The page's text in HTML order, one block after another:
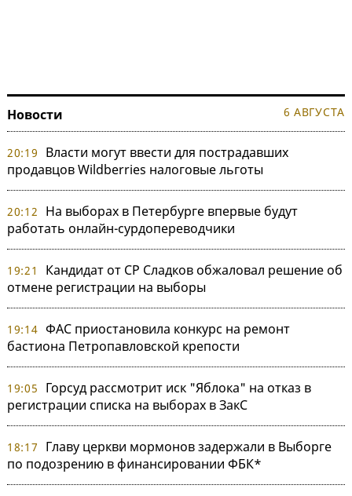
Новости 6 АВГУСТА
20:19
Власти могут ввести для пострадавших
продавцов Wildberries налоговые льготы
20:12
На выборах в Петербурге впервые будут
работать онлайн-сурдопереводчики
19:21
Кандидат от СР Сладков обжаловал решение об
отмене регистрации на выборы
19:14 ФАС приостановила конкурс на ремонт
бастиона Петропавловской крепости
19:05
Горсуд рассмотрит иск "Яблока" на отказ в
регистрации списка на выборах в ЗакС
18:17
Главу церкви мормонов задержали в Выборге
по подозрению в финансировании ФБК*